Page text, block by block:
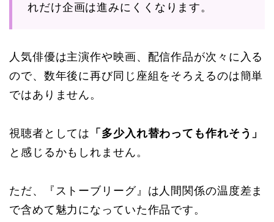
れだけ企画は進みにくくなります。
人気俳優は主演作や映画、配信作品が次々に入る
ので、数年後に再び同じ座組をそろえるのは簡単
ではありません。
視聴者としては 「多少入れ替わっても作れそう」
と感じるかもしれません。
ただ、『ストーブリーグ』は人間関係の温度差ま
で含めて魅力になっていた作品です。